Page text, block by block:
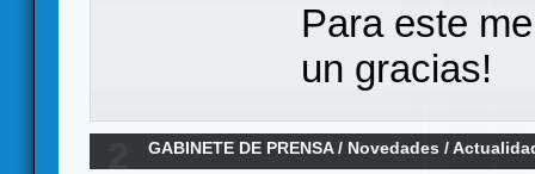
Para este
un gracias!
GABINETE DE PRENSA/ Novedades /